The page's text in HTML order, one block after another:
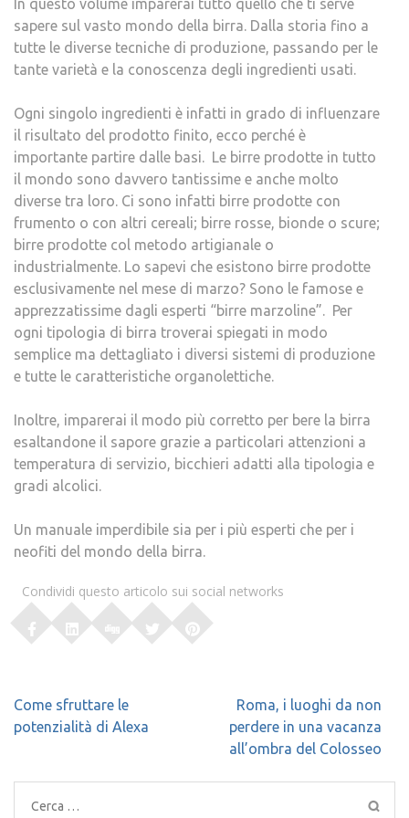
In questo volume imparerai tutto quello che ti serve
sapere sul vasto mondo della birra. Dalla storia fino a
tutte le diverse tecniche di produzione, passando per le
tante varietà e la conoscenza degli ingredienti usati.
Ogni singolo ingredienti è infatti in grado di influenzare
il risultato del prodotto finito, ecco perché è
importante partire dalle basi. Le birre prodotte in tutto
il mondo sono davvero tantissime e anche molto
diverse tra loro. Ci sono infatti birre prodotte con
frumento o con altri cereali; birre rosse, bionde o scure;
birre prodotte col metodo artigianale o
industrialmente. Lo sapevi che esistono birre prodotte
esclusivamente nel mese di marzo? Sono le famose e
apprezzatissime dagli esperti “birre marzoline”. Per
ogni tipologia di birra troverai spiegati in modo
semplice ma dettagliato i diversi sistemi di produzione
e tutte le caratteristiche organolettiche.
Inoltre, imparerai il modo più corretto per bere la birra
esaltandone il sapore grazie a particolari attenzioni a
temperatura di servizio, bicchieri adatti alla tipologia e
gradi alcolici.
Un manuale imperdibile sia per i più esperti che per i
neofiti del mondo della birra.
Condividi questo articolo sui social networks
Navigazione
articoli
Come sfruttare le
potenzialità di Alexa
Roma, i luoghi da non
perdere in una vacanza
all’ombra del Colosseo
Ricerca